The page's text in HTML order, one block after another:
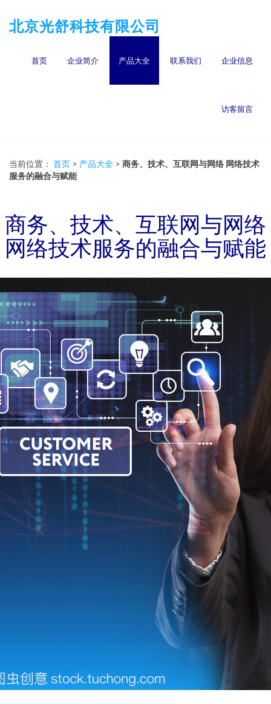
北京光舒科技有限公司
首页 企业简介 产品大全 联系我们 企业信息
访客留言
当前位置： 首页 > 产品大全 > 商务、技术、互联网与网络 网络技术
服务的融合与赋能
商务、技术、互联网与网络
网络技术服务的融合与赋能